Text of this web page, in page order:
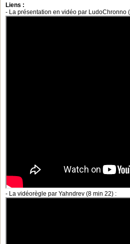
Liens :
- La présentation en vidéo par LudoChronno
- La vidéorègle par Yahndrev (8 min 22) :